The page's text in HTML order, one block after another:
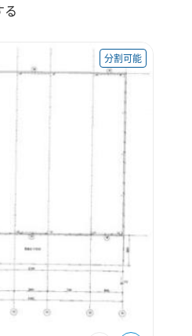
る
分割可能